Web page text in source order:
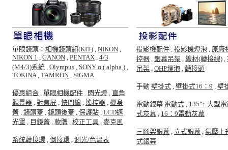
單眼鏡頭： 相機鏡頭組(KIT) , NIKON ,
NIKON 1 , CANON , PENTAX , 4/3
(M4/3)系統 , Olympus , SONY α ( alpha ) ,
TOKINA, TAMRON , SIGMA
優惠組合 , 單眼相機配件 , 閃光燈 , 直角
觀景器 , 對焦屏 , 快門線 , 遙控器 , 機身
蓋 , 鏡頭蓋 , 鏡頭後蓋 , 保護貼 , LCD遮
光罩 , 目鏡蓋 , 軟體 , 校正工具 , 麥克風
系統轉接環 , 倒接環 , 測光/色溫表
投影機配件 , 投影機燈泡 , 原廠
控器 , 銀幕吊架 , 線材(轉接線) ,
吊架 , OHP燈泡 , 轉接頭
手動 壁掛式 , 壁掛式16：9 , 壁
電動銀幕 電動式 , 135"↑ 大型
式灰幕 , 16：9電動灰幕
三腳架銀幕 , 立式銀幕 , 氣壓上
式銀幕